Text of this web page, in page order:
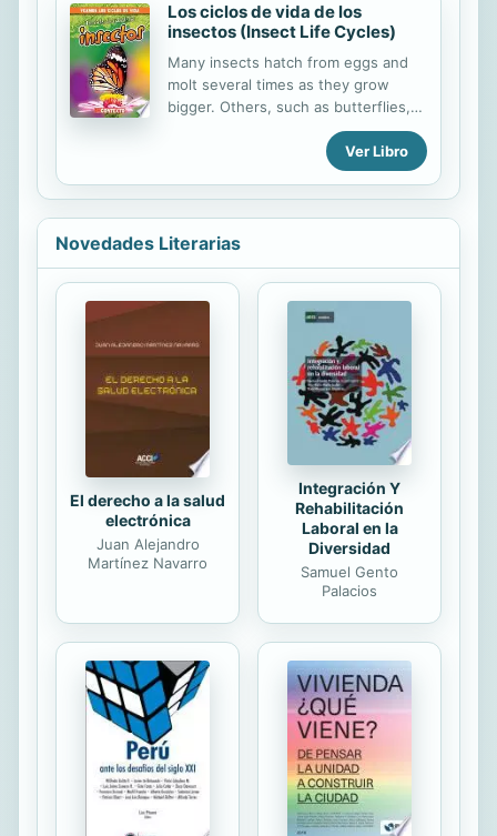
Los ciclos de vida de los
insectos (Insect Life Cycles)
Many insects hatch from eggs and
molt several times as they grow
bigger. Others, such as butterflies,
undergo a complete metamorphosis.
A common science curriculum topic,
insect life cycles may be confusing
because of these differences.
However, this book breaks down
these cycles into easy-to-
language and colorful diagrams
readers can turn to for review again
and again. The most important
vocabulary needed to talk about
insect life cycles is further explained
in fact boxes and an extended
glossary.
Ver Libro
Novedades Literarias
El derecho a la salud
electrónica
Juan Alejandro
Martínez Navarro
Integración Y
Rehabilitación
Laboral en la
Diversidad
Samuel Gento
Palacios